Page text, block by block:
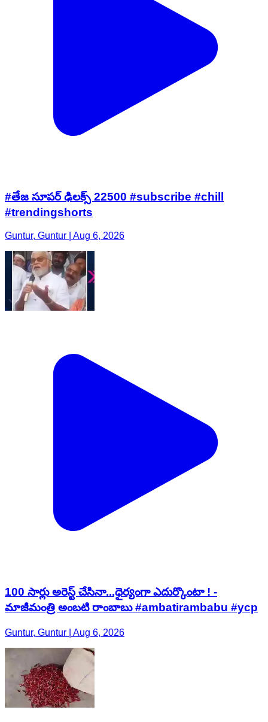
#తేజ సూపర్ ఢిలక్స్ 22500 #subscribe #chill
#trendingshorts
Guntur, Guntur | Aug 6, 2026
100 సార్లు అరెస్ట్ చేసినా...ధైర్యంగా ఎదుర్కొంటా ! -
మాజీమంత్రి అంబటి రాంబాబు #ambatirambabu #ycp
Guntur, Guntur | Aug 6, 2026